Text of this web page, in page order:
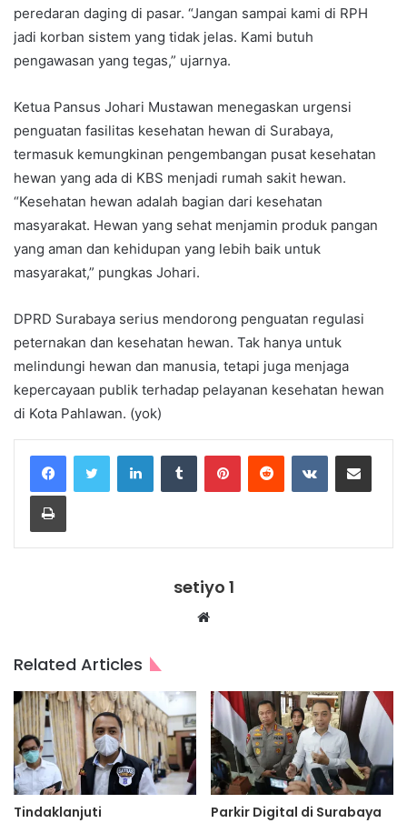
peredaran daging di pasar. “Jangan sampai kami di RPH
jadi korban sistem yang tidak jelas. Kami butuh
pengawasan yang tegas,” ujarnya.
Ketua Pansus Johari Mustawan menegaskan urgensi
penguatan fasilitas kesehatan hewan di Surabaya,
termasuk kemungkinan pengembangan pusat kesehatan
hewan yang ada di KBS menjadi rumah sakit hewan.
“Kesehatan hewan adalah bagian dari kesehatan
masyarakat. Hewan yang sehat menjamin produk pangan
yang aman dan kehidupan yang lebih baik untuk
masyarakat,” pungkas Johari.
DPRD Surabaya serius mendorong penguatan regulasi
peternakan dan kesehatan hewan. Tak hanya untuk
melindungi hewan dan manusia, tetapi juga menjaga
kepercayaan publik terhadap pelayanan kesehatan hewan
di Kota Pahlawan. (yok)
LinkedInTumblr PinterestReddit VKontakteShare via Email
Print
setiyo 1
Website
Related Articles
Tindaklanjuti
Parkir Digital di Surabaya